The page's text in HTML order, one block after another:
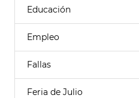
Educación
Empleo
Fallas
Feria de Julio